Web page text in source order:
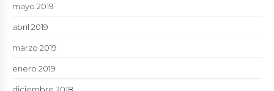
mayo 2019
abril 2019
marzo 2019
enero 2019